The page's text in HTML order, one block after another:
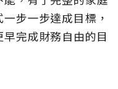
步一步達成目標，
完成財務自由的目